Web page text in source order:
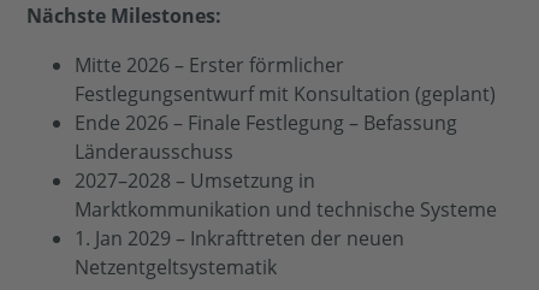
Nächste Milestones:
Mitte 2026 – Erster förmlicher
Festlegungsentwurf mit Konsultation (geplant)
Ende 2026 – Finale Festlegung – Befassung
Länderausschuss
2027–2028 – Umsetzung in
Marktkommunikation und technische Systeme
1. Jan 2029 – Inkrafttreten der neuen
Netzentgeltsystematik